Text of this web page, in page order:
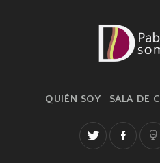
QUIÉN SOY SALA DE